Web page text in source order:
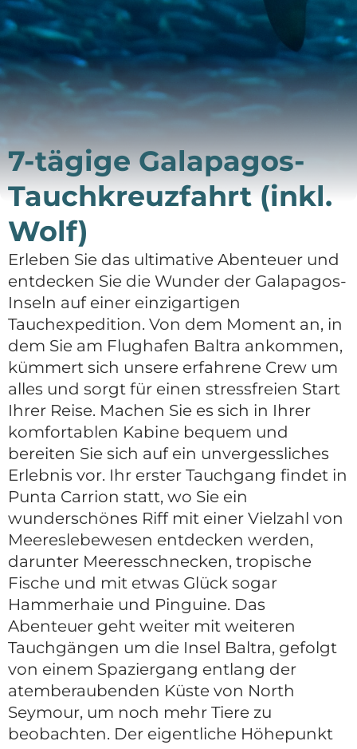
DE
Deutsch
English
7-tägige Galapagos-
Tauchkreuzfahrt (inkl.
Wolf)
Erleben Sie das ultimative Abenteuer und
entdecken Sie die Wunder der Galapagos-
Inseln auf einer einzigartigen
Tauchexpedition. Von dem Moment an, in
dem Sie am Flughafen Baltra ankommen,
kümmert sich unsere erfahrene Crew um
alles und sorgt für einen stressfreien Start
Ihrer Reise. Machen Sie es sich in Ihrer
komfortablen Kabine bequem und
bereiten Sie sich auf ein unvergessliches
Erlebnis vor. Ihr erster Tauchgang findet in
Punta Carrion statt, wo Sie ein
wunderschönes Riff mit einer Vielzahl von
Meereslebewesen entdecken werden,
darunter Meeresschnecken, tropische
Fische und mit etwas Glück sogar
Hammerhaie und Pinguine. Das
Abenteuer geht weiter mit weiteren
Tauchgängen um die Insel Baltra, gefolgt
von einem Spaziergang entlang der
atemberaubenden Küste von North
Seymour, um noch mehr Tiere zu
beobachten. Der eigentliche Höhepunkt